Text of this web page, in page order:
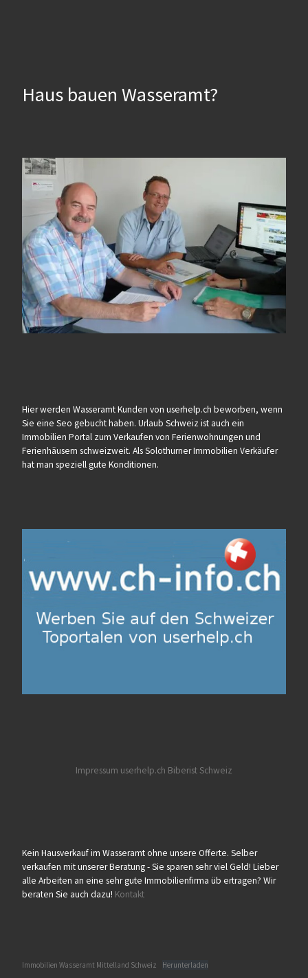
Haus bauen Wasseramt?
Hier werden Wasseramt Kunden von userhelp.ch beworben, wenn
Sie eine Seo gebucht haben. Urlaub Schweiz ist auch ein
Immobilien Portal zum Verkaufen von Ferienwohnungen und
Ferienhäusern schweizweit. Als Solothurner Immobilien Verkäufer
hat man speziell gute Konditionen.
Impressum userhelp.ch Biberist Schweiz
Kein Hausverkauf im Wasseramt ohne unsere Offerte. Selber
verkaufen mit unserer Beratung - Sie sparen sehr viel Geld! Lieber
alle Arbeiten an eine sehr gute Immobilienfirma üb ertragen? Wir
beraten Sie auch dazu! Kontakt
Immobilien Wasseramt Mittelland Schweiz Herunterladen